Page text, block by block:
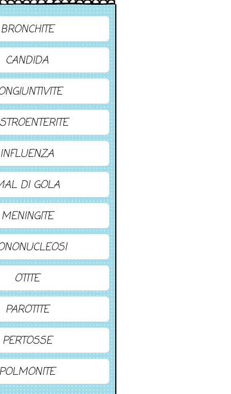
BRONCHITE
CANDIDA
INFLUENZA
DI GOLA
MENINGITE
OTITE
PAROTITE
PERTOSSE
POLMONITE